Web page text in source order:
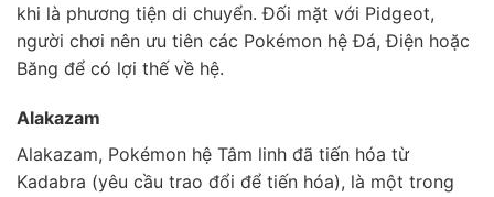
khi là phương tiện di chuyển. Đối mặt với Pidgeot,
người chơi nên ưu tiên các Pokémon hệ Đá, Điện hoặc
Băng để có lợi thế về hệ.
Alakazam
Alakazam, Pokémon hệ Tâm linh đã tiến hóa từ
Kadabra (yêu cầu trao đổi để tiến hóa), là một trong